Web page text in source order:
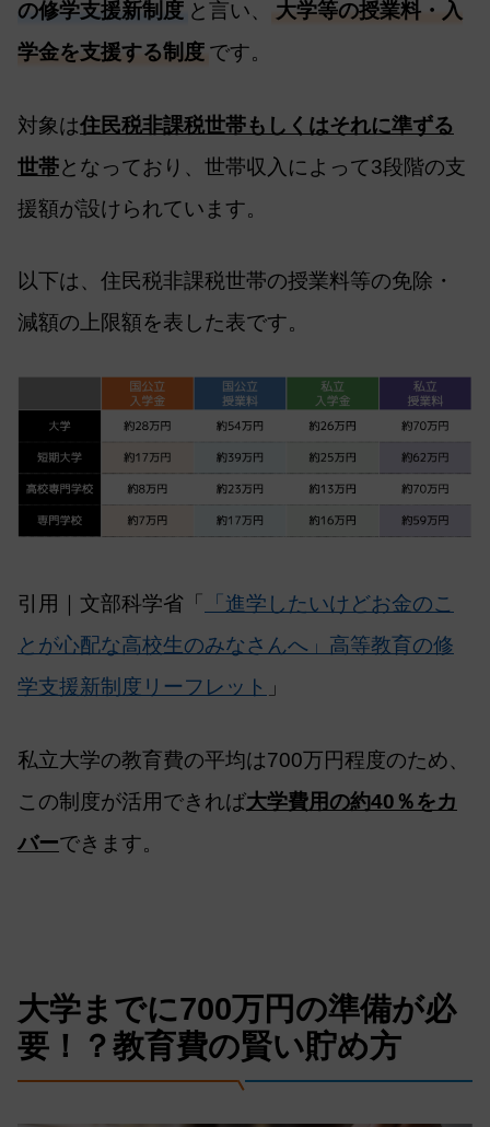
の修学支援新制度 と言い、
大学等の授業料・入
学金を支援する制度 です。
対象は住民税非課税世帯もしくはそれに準ずる
世帯となっており、世帯収入によって3段階の支
援額が設けられています。
以下は、住民税非課税世帯の授業料等の免除・
減額の上限額を表した表です。
引用｜文部科学省「
「進学したいけどお金のこ
とが心配な高校生のみなさんへ」高等教育の修
学支援新制度リーフレット 」
私立大学の教育費の平均は700万円程度のため、
この制度が活用できれば大学費用の約40％をカ
バーできます。
大学までに700万円の準備が必
要！？教育費の賢い貯め方